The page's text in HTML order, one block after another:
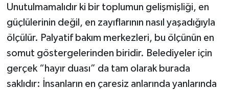
Unutulmamalıdır ki bir toplumun gelişmişliği, en
güçlülerinin değil, en zayıflarının nasıl yaşadığıyla
ölçülür. Palyatif bakım merkezleri, bu ölçünün en
somut göstergelerinden biridir. Belediyeler için
gerçek “hayır duası” da tam olarak burada
saklıdır: İnsanların en çaresiz anlarında yanlarında